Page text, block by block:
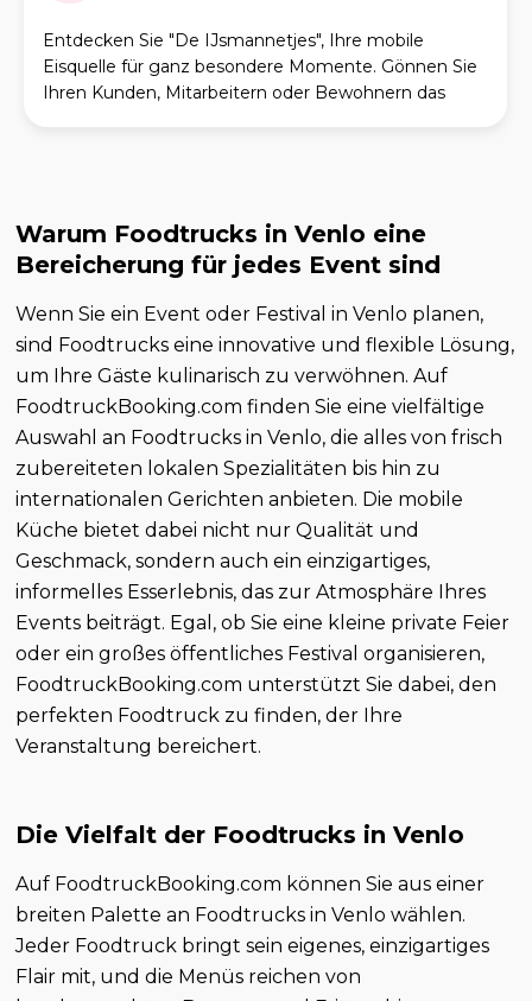
Entdecken Sie "De IJsmannetjes", Ihre mobile
Eisquelle für ganz besondere Momente. Gönnen Sie
Ihren Kunden, Mitarbeitern oder Bewohnern das
Warum Foodtrucks in Venlo eine
Bereicherung für jedes Event sind
Wenn Sie ein Event oder Festival in Venlo planen,
sind Foodtrucks eine innovative und flexible Lösung,
um Ihre Gäste kulinarisch zu verwöhnen. Auf
FoodtruckBooking.com finden Sie eine vielfältige
Auswahl an Foodtrucks in Venlo, die alles von frisch
zubereiteten lokalen Spezialitäten bis hin zu
internationalen Gerichten anbieten. Die mobile
Küche bietet dabei nicht nur Qualität und
Geschmack, sondern auch ein einzigartiges,
informelles Esserlebnis, das zur Atmosphäre Ihres
Events beiträgt. Egal, ob Sie eine kleine private Feier
oder ein großes öffentliches Festival organisieren,
FoodtruckBooking.com unterstützt Sie dabei, den
perfekten Foodtruck zu finden, der Ihre
Veranstaltung bereichert.
Die Vielfalt der Foodtrucks in Venlo
Auf FoodtruckBooking.com können Sie aus einer
breiten Palette an Foodtrucks in Venlo wählen.
Jeder Foodtruck bringt sein eigenes, einzigartiges
Flair mit, und die Menüs reichen von